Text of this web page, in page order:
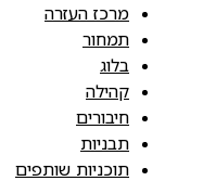
מרכז העזרה
תמחור
בלוג
קהילה
חיבורים
תבניות
תוכניות שותפים